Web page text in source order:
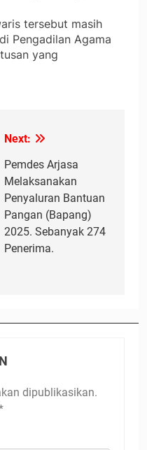
tersebut masih
Pengadilan Agama
yang
Next:
Pemdes Arjasa
Melaksanakan
Penyaluran Bantuan
Pangan (Bapang)
2025. Sebanyak 274
Penerima.
dipublikasikan.